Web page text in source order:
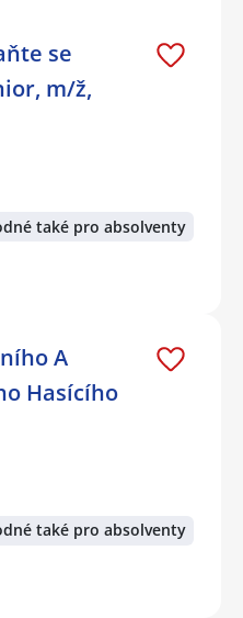
se
m/ž,
také pro absolventy
A
Hasícího
také pro absolventy